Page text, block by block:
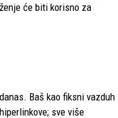
će biti korisno za
Baš kao fiksni vazduh
sve više